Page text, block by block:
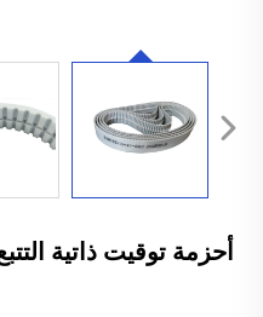
أحزمة توقيت ذاتية